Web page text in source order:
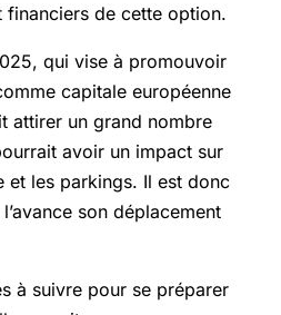
financiers de cette option.
qui vise à promouvoir
capitale européenne
attirer un grand nombre
avoir un impact sur
et les parkings. Il est donc
son déplacement
à suivre pour se préparer